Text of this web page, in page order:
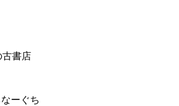
古書店
ーぐち